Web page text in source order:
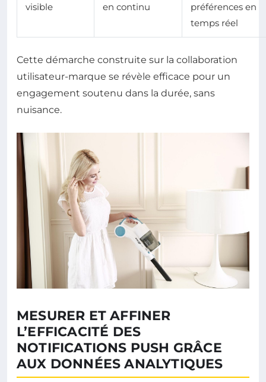
visible
en continu
préférences en
temps réel
Cette démarche construite sur la collaboration
utilisateur-marque se révèle efficace pour un
engagement soutenu dans la durée, sans
nuisance.
MESURER ET AFFINER
L’EFFICACITÉ DES
NOTIFICATIONS PUSH GRÂCE
AUX DONNÉES ANALYTIQUES